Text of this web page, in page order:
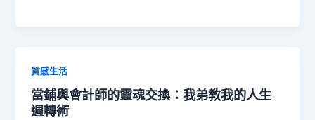
質感生活
當鋪與會計師的靈魂交換：我弟教我的人生
週轉術